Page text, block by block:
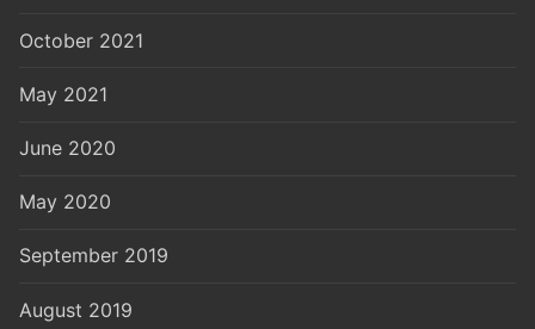
October 2021
May 2021
June 2020
May 2020
September 2019
August 2019